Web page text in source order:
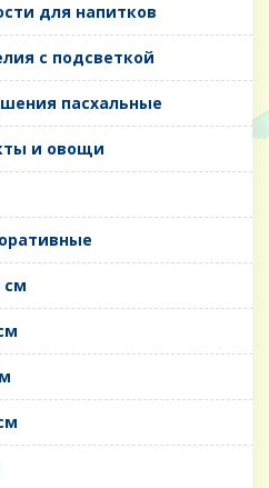
для напитков
с подсветкой
пасхальные
и овощи
см